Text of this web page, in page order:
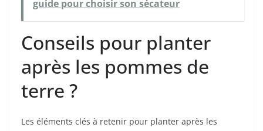
guide pour choisir son sécateur
Conseils pour planter
après les pommes de
terre ?
Les éléments clés à retenir pour planter après les